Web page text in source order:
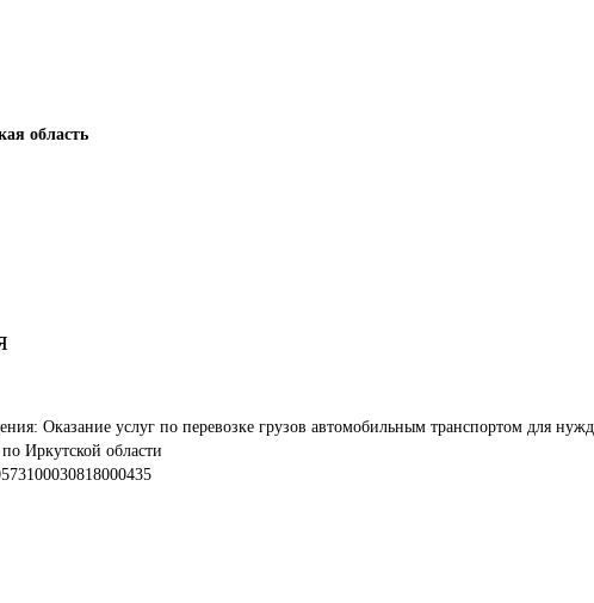
область
Оказание услуг по перевозке грузов автомобильным транспортом для
Иркутской области